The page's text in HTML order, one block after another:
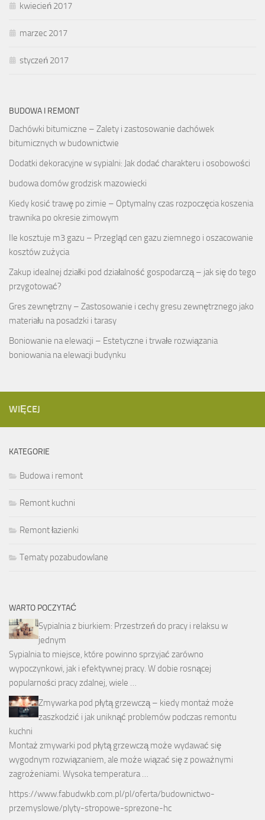
kwiecień 2017
marzec 2017
styczeń 2017
BUDOWA I REMONT
Dachówki bitumiczne – Zalety i zastosowanie dachówek
bitumicznych w budownictwie
Dodatki dekoracyjne w sypialni: Jak dodać charakteru i osobowości
budowa domów grodzisk mazowiecki
Kiedy kosić trawę po zimie – Optymalny czas rozpoczęcia koszenia
trawnika po okresie zimowym
Ile kosztuje m3 gazu – Przegląd cen gazu ziemnego i oszacowanie
kosztów zużycia
Zakup idealnej działki pod działalność gospodarczą – jak się do tego
przygotować?
Gres zewnętrzny – Zastosowanie i cechy gresu zewnętrznego jako
materiału na posadzki i tarasy
Boniowanie na elewacji – Estetyczne i trwałe rozwiązania
boniowania na elewacji budynku
WIĘCEJ
KATEGORIE
Budowa i remont
Remont kuchni
Remont łazienki
Tematy pozabudowlane
WARTO POCZYTAĆ
Sypialnia z biurkiem: Przestrzeń do pracy i relaksu w
jednym
Sypialnia to miejsce, które powinno sprzyjać zarówno
wypoczynkowi, jak i efektywnej pracy. W dobie rosnącej
popularności pracy zdalnej, wiele …
Zmywarka pod płytą grzewczą – kiedy montaż może
zaszkodzić i jak uniknąć problemów podczas remontu
kuchni
Montaż zmywarki pod płytą grzewczą może wydawać się
wygodnym rozwiązaniem, ale może wiązać się z poważnymi
zagrożeniami. Wysoka temperatura …
https://www.fabudwkb.com.pl/pl/oferta/budownictwo-
przemyslowe/plyty-stropowe-sprezone-hc